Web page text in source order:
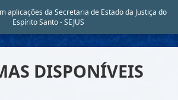
aplicações da Secretaria de Estado da Justiça do
Espírito Santo - SEJUS
DISPONÍVEIS